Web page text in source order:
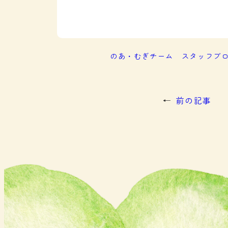
のあ・むぎチーム スタッフブ
← 前の記事